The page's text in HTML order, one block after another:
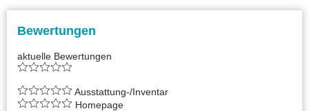
Bewertungen
aktuelle Bewertungen
Ausstattung-/Inventar
Homepage